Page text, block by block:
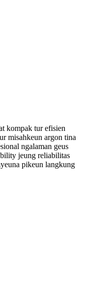
kompak tur efisien
misahkeun argon tina
ngalaman geus
jeung reliabilitas
pikeun langkung